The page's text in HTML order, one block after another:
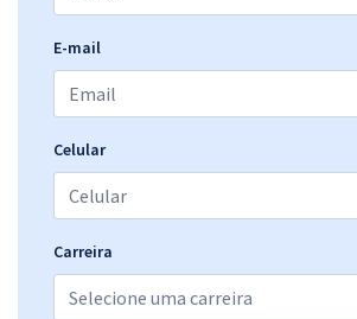
E-mail
Celular
Carreira